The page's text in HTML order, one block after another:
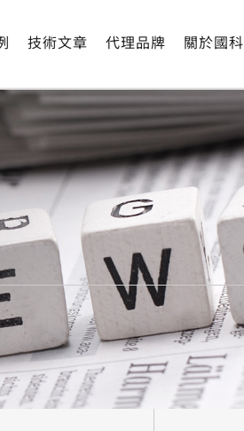
技術文章 代理品牌 關於國科